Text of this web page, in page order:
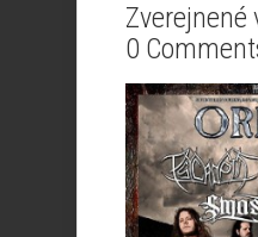
Zverejnené
0